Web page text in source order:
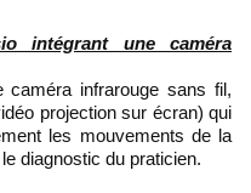
intégrant une caméra
caméra infrarouge sans fil,
projection sur écran) qui
les mouvements de la
diagnostic du praticien.